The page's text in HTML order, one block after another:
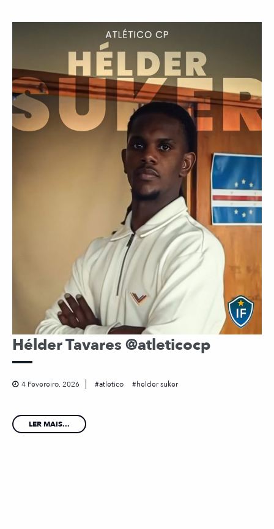
Hélder Tavares @atleticocp
4 Fevereiro, 2026 atletico helder suker
LER MAIS...